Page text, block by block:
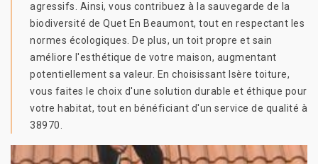
agressifs. Ainsi, vous contribuez à la sauvegarde de la
biodiversité de Quet En Beaumont, tout en respectant les
normes écologiques. De plus, un toit propre et sain
améliore l'esthétique de votre maison, augmentant
potentiellement sa valeur. En choisissant Isère toiture,
vous faites le choix d'une solution durable et éthique pour
votre habitat, tout en bénéficiant d'un service de qualité à
38970.